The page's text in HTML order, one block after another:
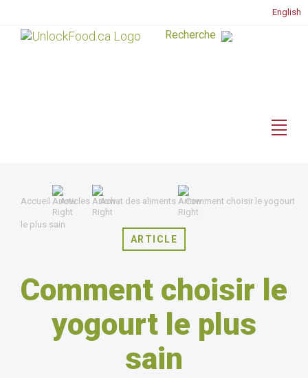
English
Accueil Articles Achat des aliments Comment choisir le yogourt
le plus sain
ARTICLE
Comment choisir le
yogourt le plus
sain